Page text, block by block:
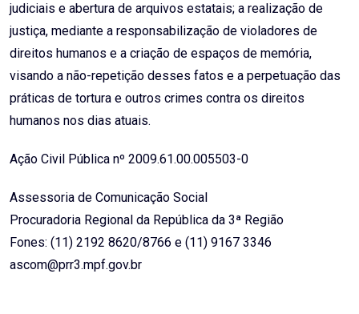
judiciais e abertura de arquivos estatais; a realização de
justiça, mediante a responsabilização de violadores de
direitos humanos e a criação de espaços de memória,
visando a não-repetição desses fatos e a perpetuação das
práticas de tortura e outros crimes contra os direitos
humanos nos dias atuais.
Ação Civil Pública nº 2009.61.00.005503-0
Assessoria de Comunicação Social
Procuradoria Regional da República da 3ª Região
Fones: (11) 2192 8620/8766 e (11) 9167 3346
ascom@prr3.mpf.gov.br